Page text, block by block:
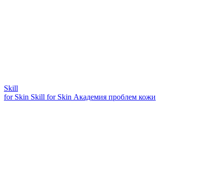
Skill
for Skin Skill for Skin Академия проблем кожи